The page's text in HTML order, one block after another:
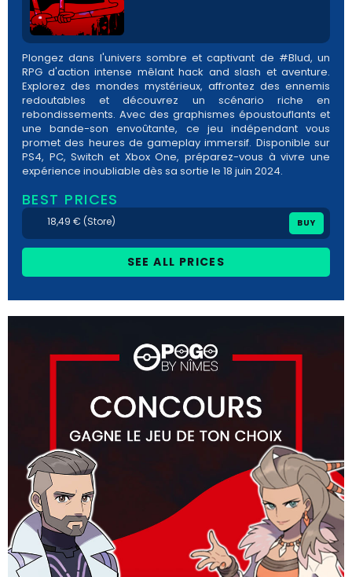
Plongez dans l'univers sombre et captivant de #Blud, un
RPG d'action intense mêlant hack and slash et aventure.
Explorez des mondes mystérieux, affrontez des ennemis
redoutables et découvrez un scénario riche en
rebondissements. Avec des graphismes époustouflants et
une bande-son envoûtante, ce jeu indépendant vous
promet des heures de gameplay immersif. Disponible sur
PS4, PC, Switch et Xbox One, préparez-vous à vivre une
expérience inoubliable dès sa sortie le 18 juin 2024.
BEST PRICES
18,49 € (Store) BUY
SEE ALL PRICES